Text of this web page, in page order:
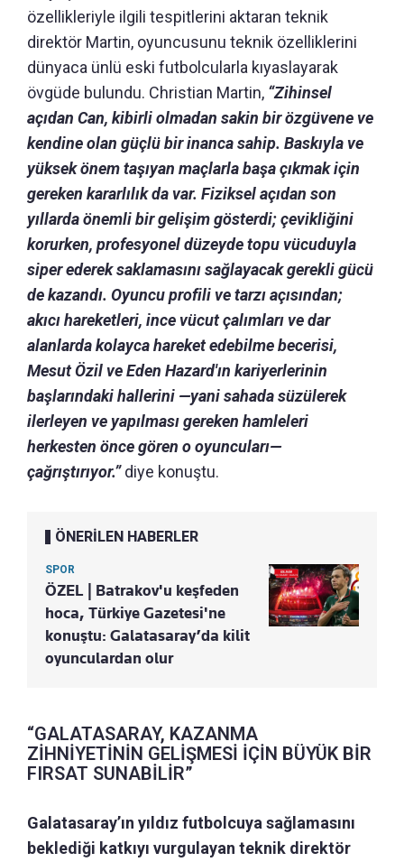
özellikleriyle ilgili tespitlerini aktaran teknik
direktör Martin, oyuncusunu teknik özelliklerini
dünyaca ünlü eski futbolcularla kıyaslayarak
övgüde bulundu. Christian Martin, “Zihinsel
açıdan Can, kibirli olmadan sakin bir özgüvene ve
kendine olan güçlü bir inanca sahip. Baskıyla ve
yüksek önem taşıyan maçlarla başa çıkmak için
gereken kararlılık da var. Fiziksel açıdan son
yıllarda önemli bir gelişim gösterdi; çevikliğini
korurken, profesyonel düzeyde topu vücuduyla
siper ederek saklamasını sağlayacak gerekli gücü
de kazandı. Oyuncu profili ve tarzı açısından;
akıcı hareketleri, ince vücut çalımları ve dar
alanlarda kolayca hareket edebilme becerisi,
Mesut Özil ve Eden Hazard'ın kariyerlerinin
başlarındaki hallerini —yani sahada süzülerek
ilerleyen ve yapılması gereken hamleleri
herkesten önce gören o oyuncuları—
çağrıştırıyor.”diye konuştu.
ÖNERİLEN HABERLER
SPOR
ÖZEL | Batrakov'u keşfeden
hoca, Türkiye Gazetesi'ne
konuştu: Galatasaray’da kilit
oyunculardan olur
“GALATASARAY, KAZANMA
ZİHNİYETİNİN GELİŞMESİ İÇİN BÜYÜK BİR
FIRSAT SUNABİLİR”
Galatasaray’ın yıldız futbolcuya sağlamasını
beklediği katkıyı vurgulayan teknik direktör